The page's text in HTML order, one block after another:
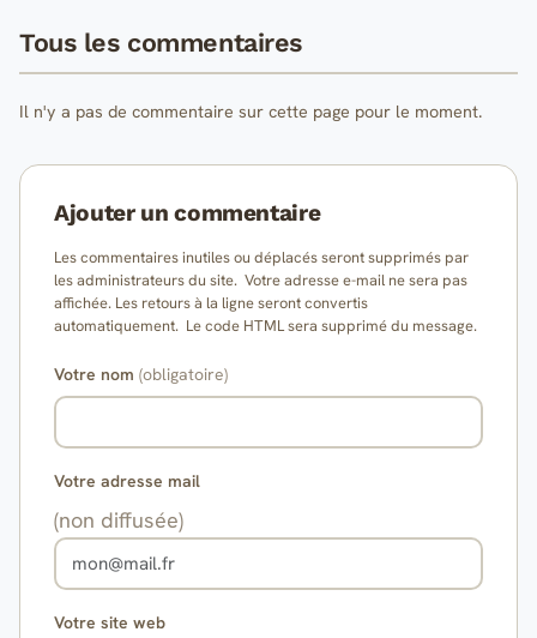
Tous les commentaires
Il n'y a pas de commentaire sur cette page pour le moment.
Ajouter un commentaire
Les commentaires inutiles ou déplacés seront supprimés par
les administrateurs du site. Votre adresse e-mail ne sera pas
affichée. Les retours à la ligne seront convertis
automatiquement. Le code HTML sera supprimé du message.
Votre nom (obligatoire)
Votre adresse mail
(non diffusée)
Votre site web